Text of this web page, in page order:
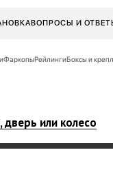
ВОПРОСЫ И
ФаркопыРейлингиБоксы и
или колесо